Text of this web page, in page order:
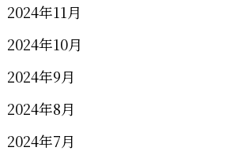
2024年11月
2024年10月
2024年9月
2024年8月
2024年7月